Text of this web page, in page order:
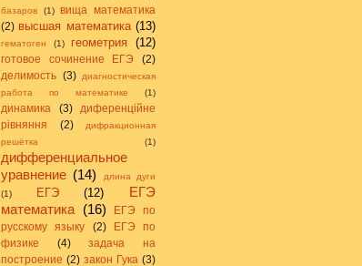
базаров
(1)
вища математика
(2) высшая математика (13)
гематоген (1) геометрия (12)
готовое сочинение ЕГЭ
(2)
делимость (3)
диагностическая
работа по математике
(1)
динамика (3)
диференційне
рівняння
(2)
дифракционная
решётка
(1)
дифференциальное
уравнение (14)
длина дуги
(1)
ЕГЭ (12)
ЕГЭ
математика (16)
ЕГЭ по
русскому языку
(2)
ЕГЭ по
физике
(4)
задача на
построение (2) закон Гука (3)